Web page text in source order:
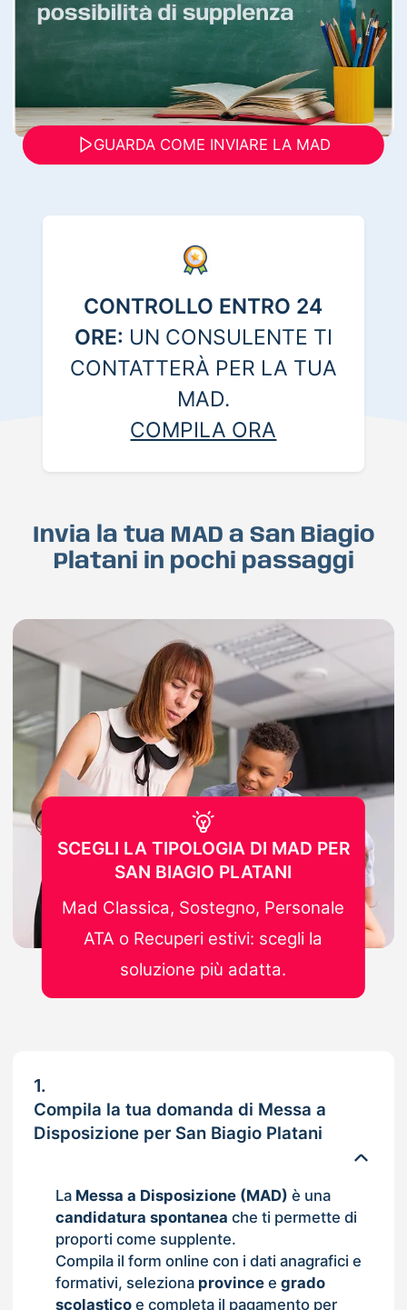
GUARDA COME INVIARE LA MAD
CONTROLLO ENTRO 24
ORE: UN CONSULENTE TI
CONTATTERÀ PER LA TUA
MAD.
COMPILA ORA
Invia la tua MAD a San Biagio
Platani in pochi passaggi
1.
Compila la tua domanda di Messa a
Disposizione per San Biagio Platani
La Messa a Disposizione (MAD) è una
candidatura spontanea che ti permette di
proporti come supplente.
Compila il form online con i dati anagrafici e
formativi, seleziona provincee grado
scolasticoe completa il pagamento per
SCEGLI LA TIPOLOGIA DI MAD PER
SAN BIAGIO PLATANI
Mad Classica, Sostegno, Personale
ATA o Recuperi estivi: scegli la
soluzione più adatta.